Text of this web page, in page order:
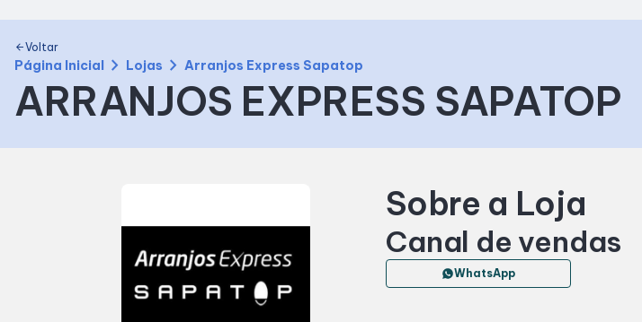
Mapa interno
Facilidades
Como Chegar
Eventos
Fique por Dentro
Alimentação
Delivery
arrow_backVoltar
Página Inicial chevron_right Lojas chevron_right Arranjos Express Sapatop
ARRANJOS EXPRESS SAPATOP
Sobre a Loja
Canal de vendas
WhatsApp